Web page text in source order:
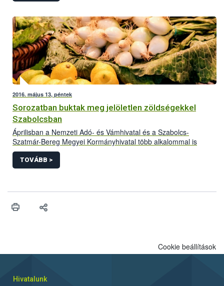
hiányosságot is feltártak és összesen mintegy 13 tonna
közintézményeknek is szállított termékeiből.</p>
2016. május 13, péntek
Sorozatban buktak meg jelöletlen zöldségekkel
Szabolcsban
Áprilisban a Nemzeti Adó- és Vámhivatal és a Szabolcs-
Szatmár-Bereg Megyei Kormányhivatal több alkalommal is
közös ellenőrzést végzett zöldség és gyümölcs forgalmazóknál.
Volt, akinél többször is megfordultak az ellenőrök. Az akciók
alkalmával 6 400 kg zöldséget és gyümölcsöt kellett
TOVÁBB >
Cookie beállítások
Hivatalunk